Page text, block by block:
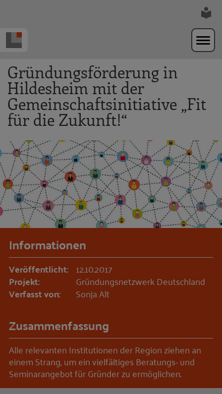
Gründungsförderung in
Hildesheim mit der
Gemeinschaftsinitiative „Fit
für die Zukunft!“
Informationen
Veröffentlicht: 12.10.2017
Projekt: Gründungsnetzwerk Deutschland
Verfasst von: Sonja Alt
Zusammenfassung
Alle relevanten Institutionen der Region ziehen an
einem Strang, um ein vielfältiges Beratungs- und
Seminarangebot für Gründer zu ermöglichen.